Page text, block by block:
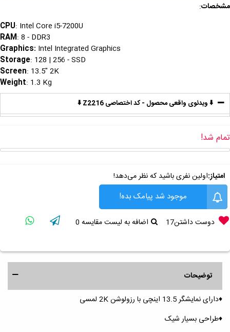
مشخصات:
CPU: Intel Core i5-7200U
RAM: 8 - DDR3
Graphics: Intel Integrated Graphics
Storage: 128 | 256 - SSD
Screen: 13.5" 2K
Weight: 1.3 Kg
⬇️ ویدئوی واقعی محصول - کد اختصاصی Z2216 ⬇️
تمام شد!
امتیاز:اولین نفری باشید که نظر می‌دهد!
موجود شد پیامک بده!
دوست داشتن17 اضافه به لیست مقایسه 0
توضیحات
♦️دارای نمایشگر 13.5 اینچی با رزولوشن 2K لمسی
♦️طراحی بسیار شیک